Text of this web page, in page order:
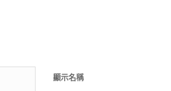
顯示名稱